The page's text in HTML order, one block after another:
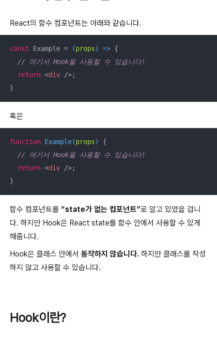
React의 함수 컴포넌트는 아래와 같습니다.
const Example = (props) => {
// 여기서 Hook을 사용할 수 있습니다!
return <div />;
}
혹은
function Example(props) {
// 여기서 Hook을 사용할 수 있습니다!
return <div />;
}
함수 컴포넌트를 “state가 없는 컴포넌트”로 알고 있었을 겁니
다. 하지만 Hook은 React state를 함수 안에서 사용할 수 있게
해줍니다.
Hook은 클래스 안에서 동작하지 않습니다. 하지만 클래스를 작성
하지 않고 사용할 수 있습니다.
Hook이란?